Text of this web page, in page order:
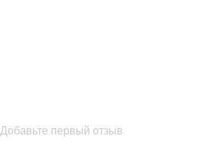
Добавьте первый отзыв